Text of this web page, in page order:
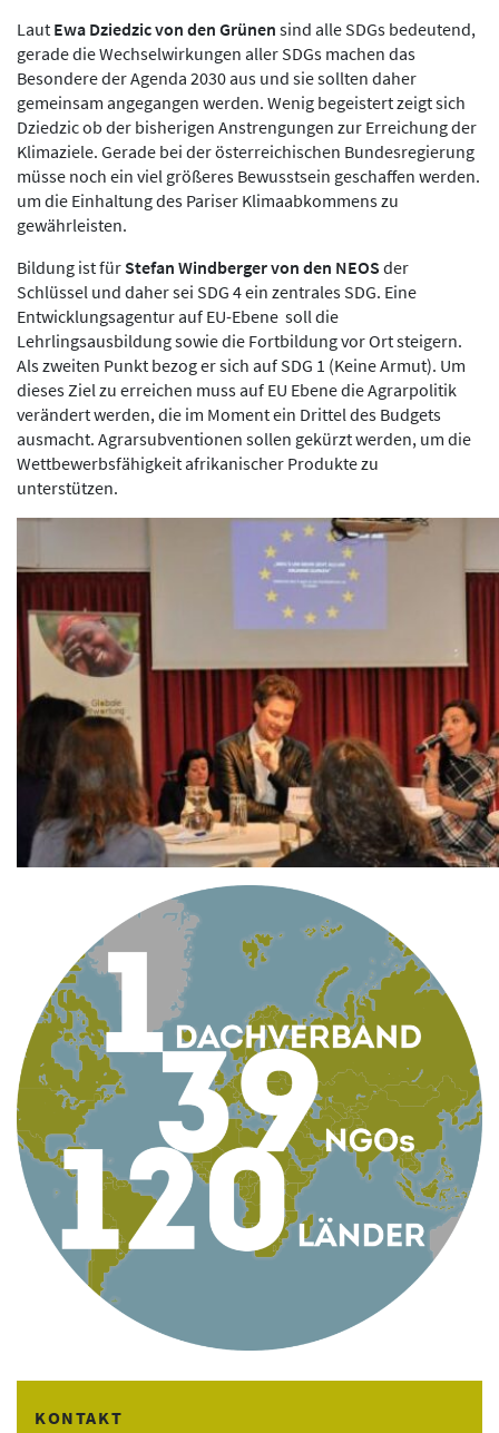
Laut Ewa Dziedzic von den Grünen sind alle SDGs bedeutend,
gerade die Wechselwirkungen aller SDGs machen das
Besondere der Agenda 2030 aus und sie sollten daher
gemeinsam angegangen werden. Wenig begeistert zeigt sich
Dziedzic ob der bisherigen Anstrengungen zur Erreichung der
Klimaziele. Gerade bei der österreichischen Bundesregierung
müsse noch ein viel größeres Bewusstsein geschaffen werden.
um die Einhaltung des Pariser Klimaabkommens zu
gewährleisten.
Bildung ist fürStefan Windberger von den NEOS der
Schlüssel und daher sei SDG 4 ein zentrales SDG. Eine
Entwicklungsagentur auf EU-Ebene soll die
Lehrlingsausbildung sowie die Fortbildung vor Ort steigern.
Als zweiten Punkt bezog er sich auf SDG 1 (Keine Armut). Um
dieses Ziel zu erreichen muss auf EU Ebene die Agrarpolitik
verändert werden, die im Moment ein Drittel des Budgets
ausmacht. Agrarsubventionen sollen gekürzt werden, um die
Wettbewerbsfähigkeit afrikanischer Produkte zu
unterstützen.
KONTAKT